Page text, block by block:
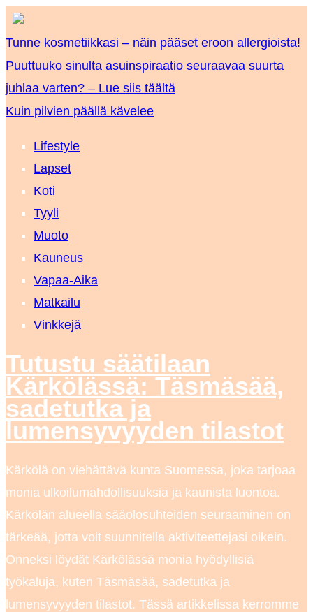
Tunne kosmetiikkasi – näin pääset eroon allergioista!
Puuttuuko sinulta asuinspiraatio seuraavaa suurta
juhlaa varten? – Lue siis täältä
Kuin pilvien päällä kävelee
Lifestyle
Lapset
Koti
Tyyli
Muoto
Kauneus
Vapaa-Aika
Matkailu
Vinkkejä
Tutustu säätilaan
Kärkölässä: Täsmäsää,
sadetutka ja
lumensyvyyden tilastot
Kärkölä on viehättävä kunta Suomessa, joka tarjoaa
monia ulkoilumahdollisuuksia ja kaunista luontoa.
Kärkölän alueella sääolosuhteiden seuraaminen on
tärkeää, jotta voit suunnitella aktiviteettejasi oikein.
Onneksi löydät Kärkölässä monia hyödyllisiä
työkaluja, kuten Täsmäsää, sadetutka ja
lumensyvyyden tilastot. Tässä artikkelissa kerromme